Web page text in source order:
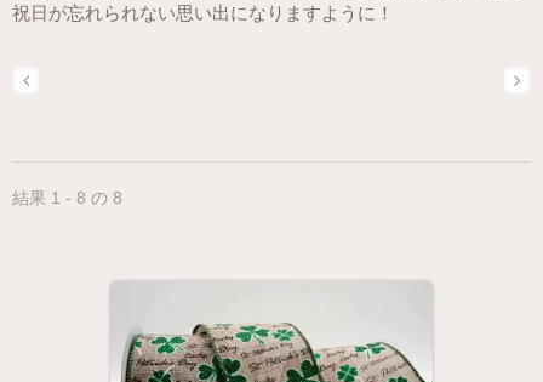
祝日が忘れられない思い出になりますように！
結果 1 - 8 の 8